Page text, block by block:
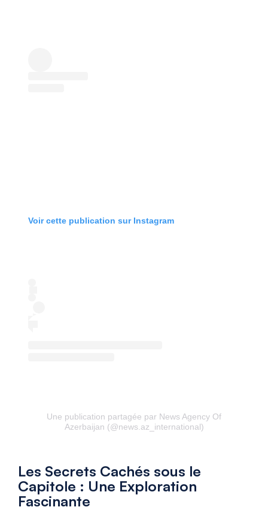
Voir cette publication sur Instagram
Une publication partagée par News Agency Of
Azerbaijan (@news.az_international)
Les Secrets Cachés sous le
Capitole : Une Exploration
Fascinante